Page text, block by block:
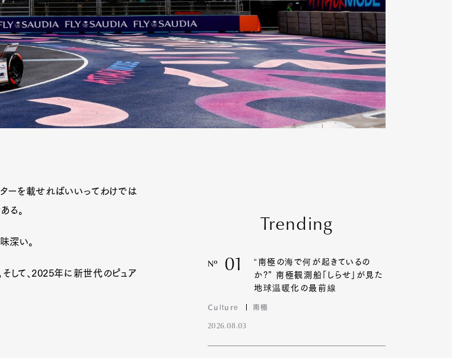
ーを載せればいいってわけでは
る。
深い。
して、2025年に新世代のピュア
Trending
Nº 01
“南極の海で何が起きているの
か?” 南極観測船「しらせ」が見た
地球温暖化の最前線
Culture 南極
2026.08.03